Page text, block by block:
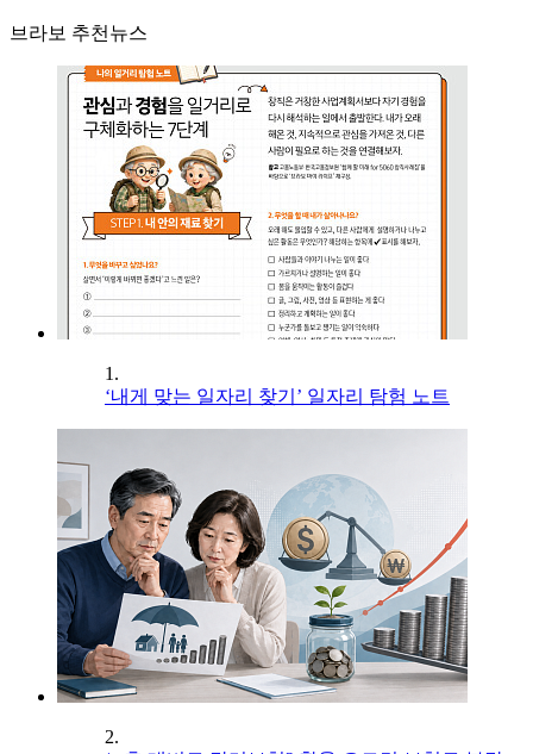
브라보 추천뉴스
1.
‘내게 맞는 일자리 찾기’ 일자리 탐험 노트
2.